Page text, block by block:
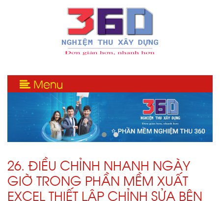
Menu
26. ĐIỀU CHỈNH NHANH NGÀY
GIỜ TRONG PHẦN MỀM XUẤT
EXCEL THIẾT LẬP CHỈNH SỬA BÊN